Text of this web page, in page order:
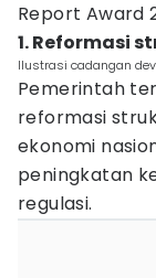
Report Award
1. Reformasi
Ilustrasi cadangan
Pemerintah
reformasi
ekonomi
peningkatan
regulasi.